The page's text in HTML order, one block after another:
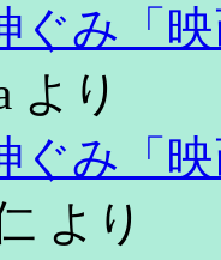
ぐみ「
より
ぐみ「
より